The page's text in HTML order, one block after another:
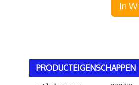
In
PRODUCTEIGENSCHAPPEN